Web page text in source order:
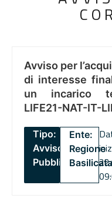
Avviso per
di interesse
un incarico
LIFE21-NAT-IT-
Tipo:
Avviso
Pubblico
Ente:
Regione